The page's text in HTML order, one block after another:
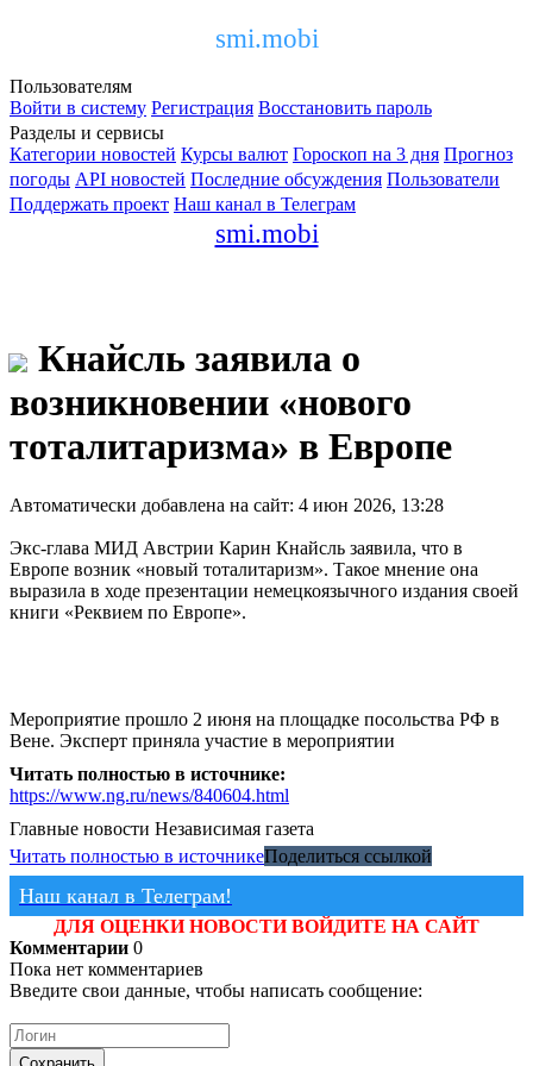
smi.mobi
Пользователям
Войти в систему Регистрация Восстановить пароль
Разделы и сервисы
Категории новостей Курсы валют Гороскоп на 3 дня Прогноз
погоды API новостей Последние обсуждения Пользователи
Поддержать проект Наш канал в Телеграм
smi.mobi
Кнайсль заявила о
возникновении «нового
тоталитаризма» в Европе
Автоматически добавлена на сайт: 4 июн 2026, 13:28
Экс-глава МИД Австрии Карин Кнайсль заявила, что в
Европе возник «новый тоталитаризм». Такое мнение она
выразила в ходе презентации немецкоязычного издания своей
книги «Реквием по Европе».
Мероприятие прошло 2 июня на площадке посольства РФ в
Вене. Эксперт приняла участие в мероприятии
Читать полностью в источнике:
https://www.ng.ru/news/840604.html
Главные новости Независимая газета
Читать полностью в источникеПоделиться ссылкой
Наш канал в Телеграм!
ДЛЯ ОЦЕНКИ НОВОСТИ ВОЙДИТЕ НА САЙТ
Комментарии 0
Пока нет комментариев
Введите свои данные, чтобы написать сообщение: